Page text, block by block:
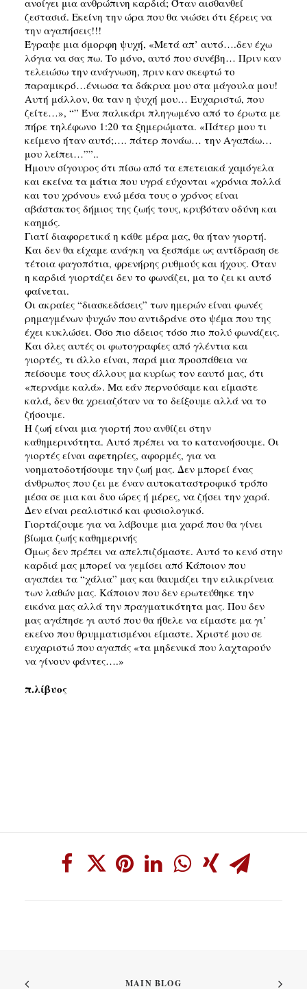
ζεστασιά. Εκείνη την ώρα που θα νιώσει ότι ξέρεις να
την αγαπήσεις!!!
Έγραψε μια όμορφη ψυχή, «Μετά απ’ αυτό….δεν έχω
λόγια να σας πω. Το μόνο, αυτό που συνέβη… Πριν καν
τελειώσω την ανάγνωση, πριν καν σκεφτώ το
παραμικρό…ένιωσα τα δάκρυα μου στα μάγουλα μου!
Αυτή μάλλον, θα ταν η ψυχή μου… Ευχαριστώ, που
ζείτε…», “” Ένα παλικάρι πληγωμένο από το έρωτα με
πήρε τηλέφωνο 1:20 τα ξημερώματα. «Πάτερ μου τι
κείμενο ήταν αυτό;…. πάτερ πονάω… την Αγαπάω…
μου λείπει…””..
Ήμουν σίγουρος ότι πίσω από τα επετειακά χαμόγελα
και εκείνα τα μάτια που υγρά εύχονται «χρόνια πολλά
και του χρόνου» ενώ μέσα τους ο χρόνος είναι
αβάστακτος δήμιος της ζωής τους, κρυβόταν οδύνη και
καημός.
Γιατί διαφορετικά η κάθε μέρα μας, θα ήταν γιορτή.
Και δεν θα είχαμε ανάγκη να ξεσπάμε ως αντίδραση σε
τέτοια φαγοπότια, φρενήρης ρυθμούς και ήχους. Όταν
η καρδιά γιορτάζει δεν το φωνάζει, μα το ζει κι αυτό
φαίνεται.
Οι ακραίες “διασκεδάσεις” των ημερών είναι φωνές
ρημαγμένων ψυχών που αντιδράνε στο ψέμα που της
έχει κυκλώσει. Όσο πιο άδειος τόσο πιο πολύ φωνάζεις.
Και όλες αυτές οι φωτογραφίες από γλέντια και
γιορτές, τι άλλο είναι, παρά μια προσπάθεια να
πείσουμε τους άλλους μα κυρίως τον εαυτό μας, ότι
«περνάμε καλά». Μα εάν περνούσαμε και είμαστε
καλά, δεν θα χρειαζόταν να το δείξουμε αλλά να το
ζήσουμε.
Η ζωή είναι μια γιορτή που ανθίζει στην
καθημερινότητα. Αυτό πρέπει να το κατανοήσουμε. Οι
γιορτές είναι αφετηρίες, αφορμές, για να
νοηματοδοτήσουμε την ζωή μας. Δεν μπορεί ένας
άνθρωπος που ζει με έναν αυτοκαταστροφικό τρόπο
μέσα σε μια και δυο ώρες ή μέρες, να ζήσει την χαρά.
Δεν είναι ρεαλιστικό και φυσιολογικό.
Γιορτάζουμε για να λάβουμε μια χαρά που θα γίνει
βίωμα ζωής καθημερινής
Όμως δεν πρέπει να απελπιζόμαστε. Αυτό το κενό στην
καρδιά μας μπορεί να γεμίσει από Κάποιον που
αγαπάει τα “χάλια” μας και θαυμάζει την ειλικρίνεια
των λαθών μας. Κάποιον που δεν ερωτεύθηκε την
εικόνα μας αλλά την πραγματικότητα μας. Που δεν
μας αγάπησε γι αυτό που θα ήθελε να είμαστε μα γι’
εκείνο που θρυμματισμένοι είμαστε. Χριστέ μου σε
ευχαριστώ που αγαπάς «τα μηδενικά που λαχταρούν
να γίνουν φάντες….»
π.λίβυος
MAIN BLOG